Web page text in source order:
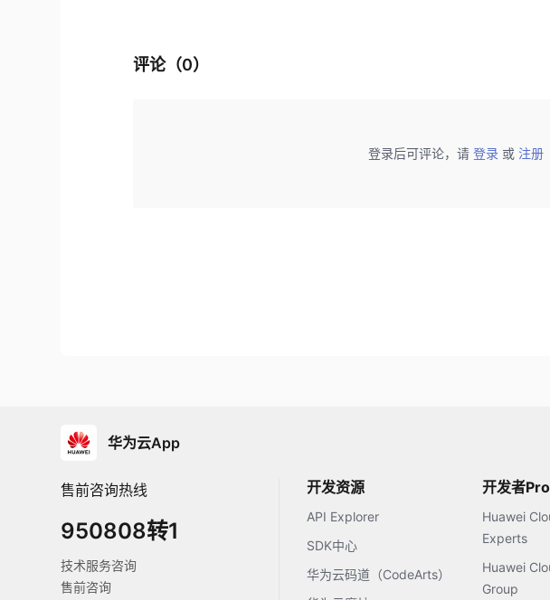
评论（0）
登录后可评论，请 登录 或 注册
华为云App
售前咨询热线
950808转1
技术服务咨询
售前咨询
开发资源
API Explorer
SDK中心
华为云码道（CodeArts）
开发者
Huawei
Experts
Huawei
Group